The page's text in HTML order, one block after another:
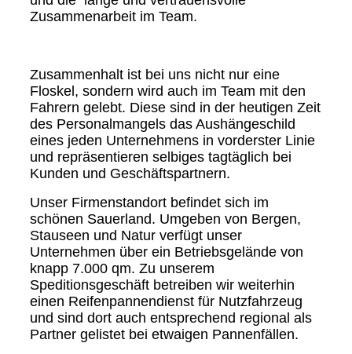
Zusammenarbeit im Team.
Zusammenhalt ist bei uns nicht nur eine
Floskel, sondern wird auch im Team mit den
Fahrern gelebt. Diese sind in der heutigen Zeit
des Personalmangels das Aushängeschild
eines jeden Unternehmens in vorderster Linie
und repräsentieren selbiges tagtäglich bei
Kunden und Geschäftspartnern.
Unser Firmenstandort befindet sich im
schönen Sauerland. Umgeben von Bergen,
Stauseen und Natur verfügt unser
Unternehmen über ein Betriebsgelände von
knapp 7.000 qm. Zu unserem
Speditionsgeschäft betreiben wir weiterhin
einen Reifenpannendienst für Nutzfahrzeug
und sind dort auch entsprechend regional als
Partner gelistet bei etwaigen Pannenfällen.